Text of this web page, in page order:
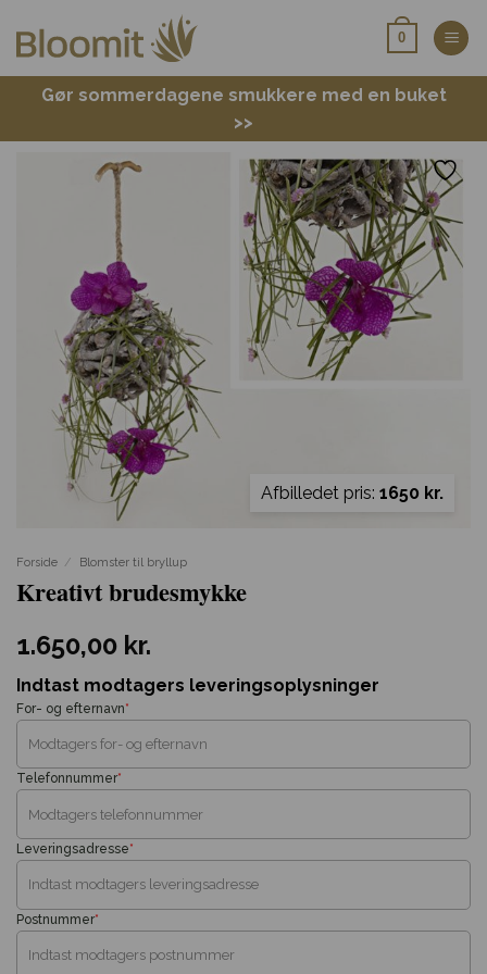
0
Gør sommerdagene smukkere med en buket
>>
Afbilledet pris: 1650 kr.
Forside / Blomster til bryllup
Kreativt brudesmykke
1.650,00 kr.
Indtast modtagers leveringsoplysninger
*
For- og efternavn
*
Telefonnummer
*
Leveringsadresse
*
Postnummer